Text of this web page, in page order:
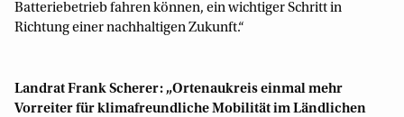
Batteriebetrieb fahren können, ein wichtiger Schritt in
Richtung einer nachhaltigen Zukunft.“
Landrat Frank Scherer: „Ortenaukreis einmal mehr
Vorreiter für klimafreundliche Mobilität im Ländlichen